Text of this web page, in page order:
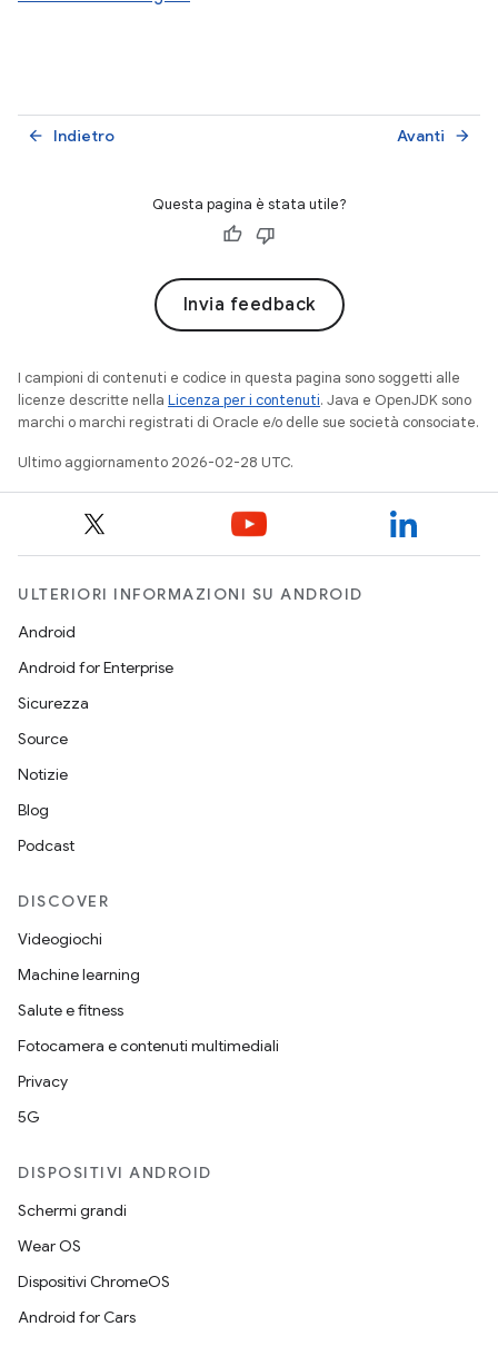
Indietro
arrow_back Avanti arrow_forward
Questa pagina è stata utile?
Invia feedback
I campioni di contenuti e codice in questa pagina sono soggetti alle
licenze descritte nella Licenza per i contenuti. Java e OpenJDK sono
marchi o marchi registrati di Oracle e/o delle sue società consociate.
Ultimo aggiornamento 2026-02-28 UTC.
ULTERIORI INFORMAZIONI SU ANDROID
Android
Android for Enterprise
Sicurezza
Source
Notizie
Blog
Podcast
DISCOVER
Videogiochi
Machine learning
Salute e fitness
Fotocamera e contenuti multimediali
Privacy
5G
DISPOSITIVI ANDROID
Schermi grandi
Wear OS
Dispositivi ChromeOS
Android for Cars